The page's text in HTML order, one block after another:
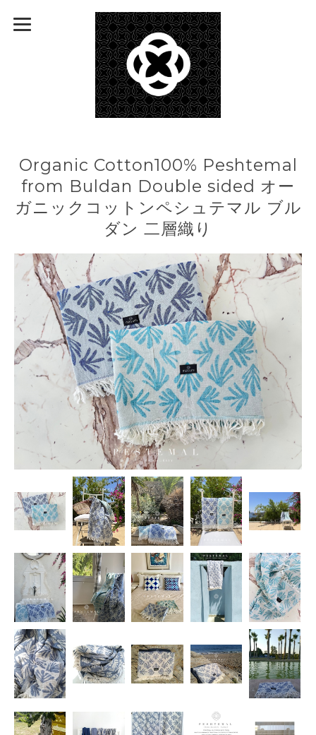
Organic Cotton100% Peshtemal
from Buldan Double sided オー
ガニックコットンペシュテマル ブル
ダン 二層織り